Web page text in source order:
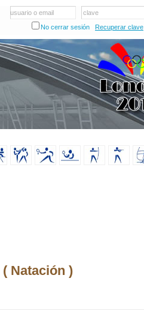
usuario o email
clave
No cerrar sesión
Recuperar clave
Natación )